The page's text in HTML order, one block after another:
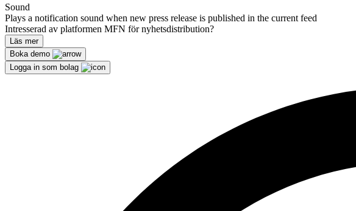
Sound
Plays a notification sound when new press release is published in the current feed
Intresserad av platformen MFN för nyhetsdistribution?
Läs mer
Boka demo
Logga in som bolag